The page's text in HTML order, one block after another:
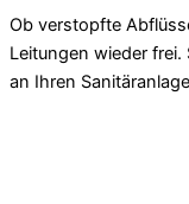
Ob verstopfte
Leitungen wieder frei.
an Ihren